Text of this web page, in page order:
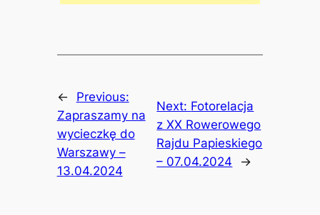
←
Previous:
Zapraszamy na
wycieczkę do
Warszawy –
13.04.2024
Next: Fotorelacja
z XX Rowerowego
Rajdu Papieskiego
– 07.04.2024
→